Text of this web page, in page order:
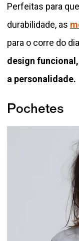
Perfeitas para
durabilidade, as
para o corre do
design funcional,
a personalidade.
Pochetes